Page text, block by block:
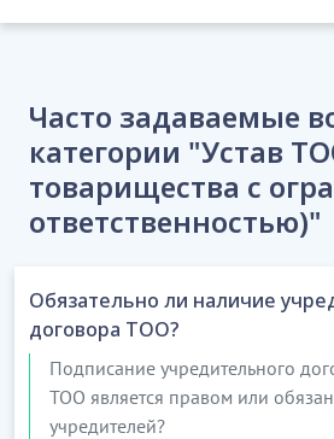
ограниченной
4. Целью деятельности
Товарищества является
осуществление
чистого дохода.
5. Основным видом
Товарищества является
Часто задаваемые
категории "Устав
товарищества с
ответственностью)"
Обязательно ли наличие
договора ТОО?
Подписание учредительного
ТОО является правом или
учредителей?